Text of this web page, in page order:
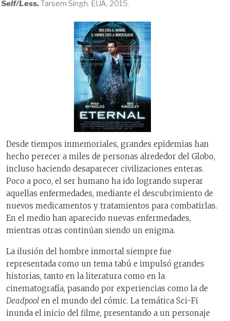
Self/Less. Tarsem Singh. EUA, 2015.
Desde tiempos inmemoriales, grandes epidemias han
hecho perecer a miles de personas alrededor del Globo,
incluso haciendo desaparecer civilizaciones enteras.
Poco a poco, el ser humano ha ido logrando superar
aquellas enfermedades, mediante el descubrimiento de
nuevos medicamentos y tratamientos para combatirlas.
En el medio han aparecido nuevas enfermedades,
mientras otras continúan siendo un enigma.
La ilusión del hombre inmortal siempre fue
representada como un tema tabú e impulsó grandes
historias, tanto en la literatura como en la
cinematografía, pasando por experiencias como la de
Deadpool en el mundo del cómic. La temática Sci-Fi
inunda el inicio del filme, presentando a un personaje